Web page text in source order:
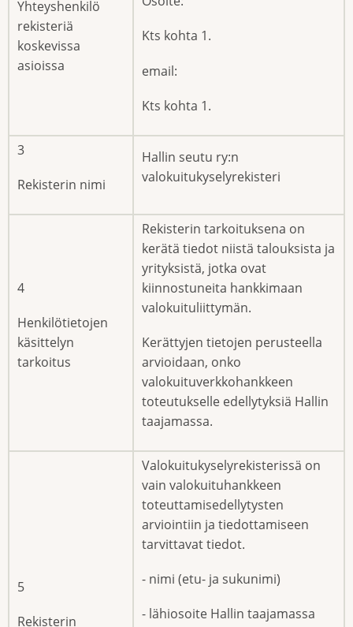
Yhteyshenkilö
rekisteriä
koskevissa
asioissa
Kts kohta 1.
email:
Kts kohta 1.
3
Rekisterin nimi
Hallin seutu ry:n
valokuitukyselyrekisteri
4
Henkilötietojen
käsittelyn
tarkoitus
Rekisterin tarkoituksena on
kerätä tiedot niistä talouksista ja
yrityksistä, jotka ovat
kiinnostuneita hankkimaan
valokuituliittymän.
Kerättyjen tietojen perusteella
arvioidaan, onko
valokuituverkkohankkeen
toteutukselle edellytyksiä Hallin
taajamassa.
5
Rekisterin
Valokuitukyselyrekisterissä on
vain valokuituhankkeen
toteuttamisedellytysten
arviointiin ja tiedottamiseen
tarvittavat tiedot.
- nimi (etu- ja sukunimi)
- lähiosoite Hallin taajamassa